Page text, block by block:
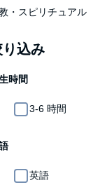
・スピリチュアル
り込み
時間
3-6 時間
英語